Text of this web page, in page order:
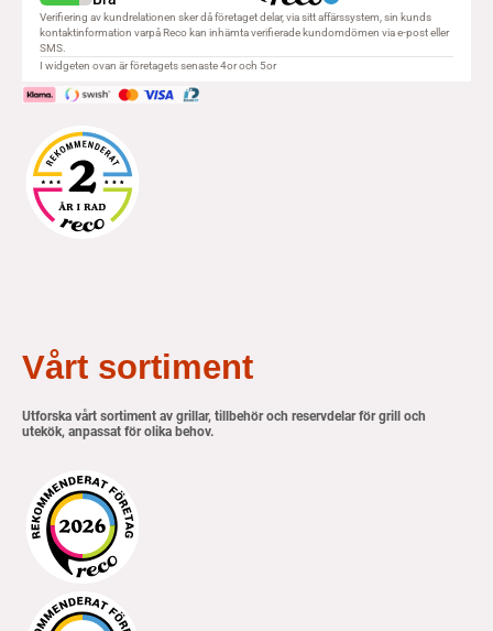
Vårt sortiment
Utforska vårt sortiment av grillar, tillbehör och reservdelar för grill och
utekök, anpassat för olika behov.